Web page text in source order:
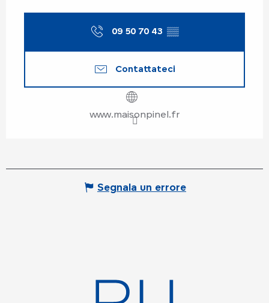
09 50 70 43 ▒▒
Contattateci
www.maisonpinel.fr
Segnala un errore